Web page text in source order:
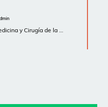
y Cirugía de la …